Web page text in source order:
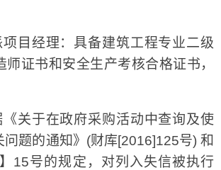
经理：具备建筑工程专业二级
师证书和安全生产考核合格证书，
于在政府采购活动中查询及使
问题的通知》(财库[2016]125号) 和
15号的规定，对列入失信被执行